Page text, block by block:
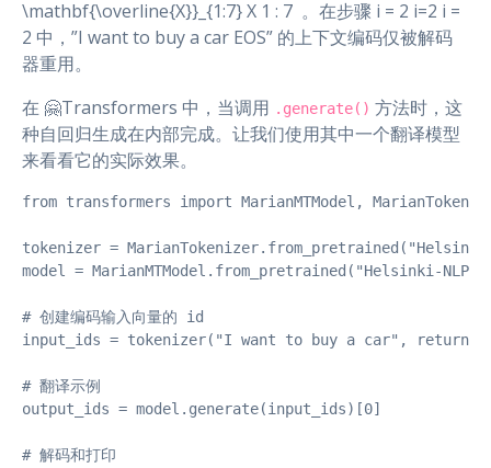
\mathbf{\overline{X}}_{1:7} X 1 : 7 ​ 。在步骤 i = 2 i=2 i =
2 中，”I want to buy a car EOS” 的上下文编码仅被解码
器重用。
在 🤗Transformers 中，当调用 .generate() 方法时，这
种自回归生成在内部完成。让我们使用其中一个翻译模型
来看看它的实际效果。
from transformers import MarianMTModel,
tokenizer =
model = MarianMTModel.from_pretrained("Helsinki-NLP/
# 创建编码输入向量的 id
input_ids = tokenizer("I want to buy a car",
# 翻译示例
output_ids = model.generate(input_ids)[0]
# 解码和打印